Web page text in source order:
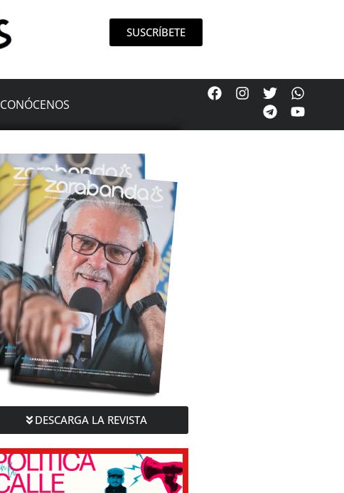
SUSCRÍBETE
CONÓCENOS
DESCARGA LA REVISTA